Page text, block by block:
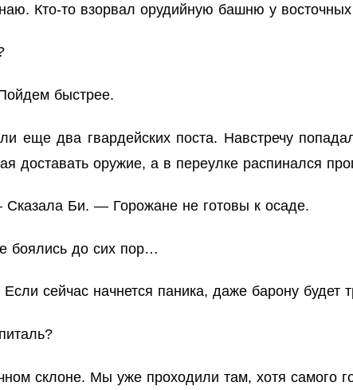
Кто-то взорвал орудийную башню у восточных
быстрее.
еще два гвардейских поста. Навстречу
доставать оружие, а в переулке распинался
Би. — Горожане не готовы к осаде.
боялись до сих пор…
сейчас начнется паника, даже барону будет
склоне. Мы уже проходили там, хотя самого